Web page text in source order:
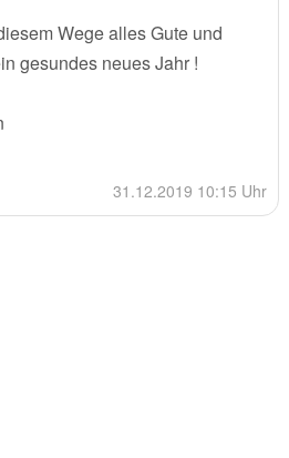
Wege alles Gute und
gesundes neues Jahr !
31.12.2019 10:15 Uhr